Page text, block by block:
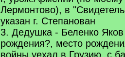
Лермонтово), в
указан г. Степанован
3. Дедушка - Беленко
рождения?, место
войны уехал в Грузию, с